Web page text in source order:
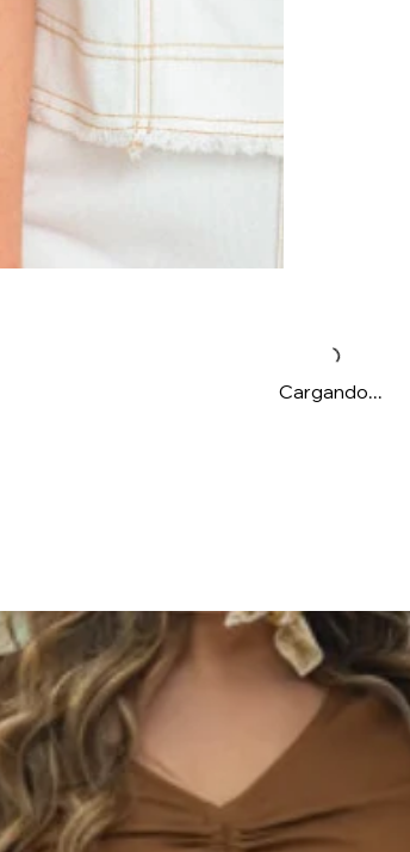
Cargando...